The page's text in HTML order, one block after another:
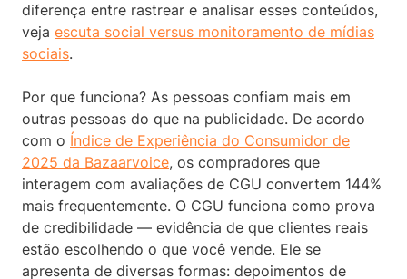
diferença entre rastrear e analisar esses conteúdos,
veja escuta social versus monitoramento de mídias
sociais.
Por que funciona? As pessoas confiam mais em
outras pessoas do que na publicidade. De acordo
com o Índice de Experiência do Consumidor de
2025 da Bazaarvoice, os compradores que
interagem com avaliações de CGU convertem 144%
mais frequentemente. O CGU funciona como prova
de credibilidade — evidência de que clientes reais
estão escolhendo o que você vende. Ele se
apresenta de diversas formas: depoimentos de